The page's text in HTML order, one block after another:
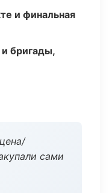
и финальная
бригады,
сами